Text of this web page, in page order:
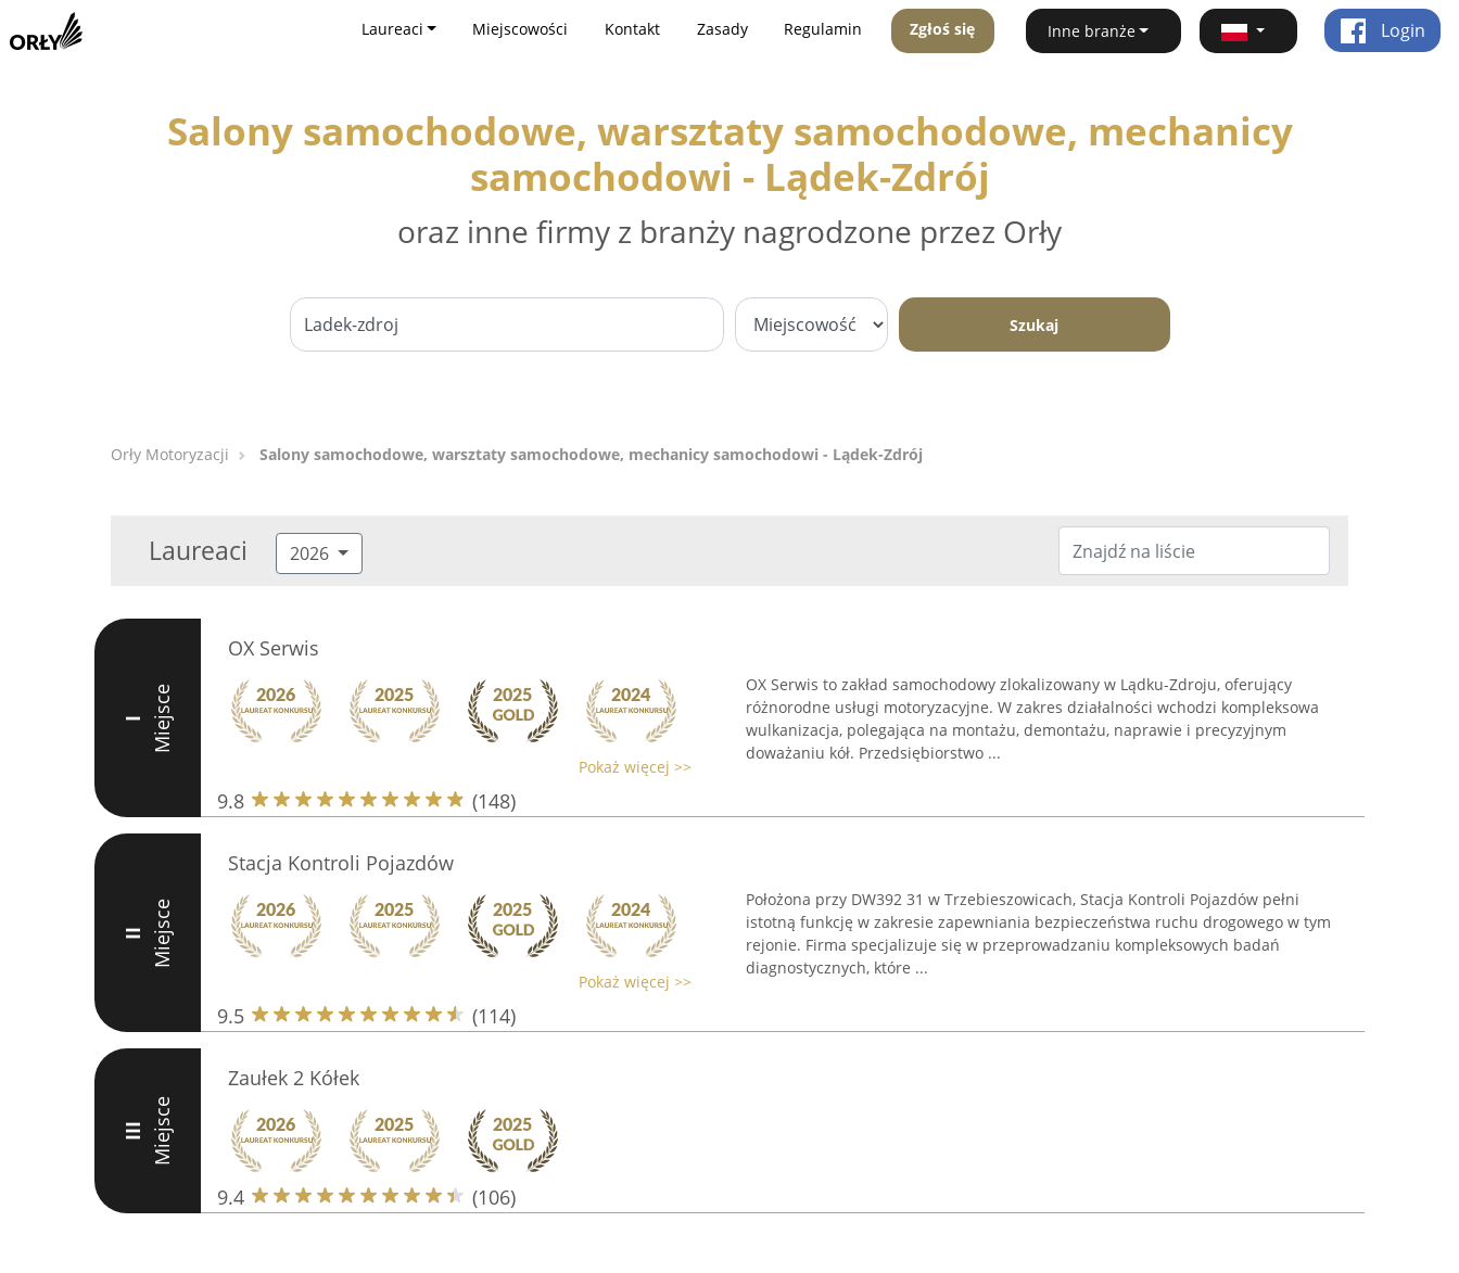
Laureaci Miejscowości Kontakt Zasady Regulamin Zgłoś się Inne branże Login
Salony samochodowe, warsztaty samochodowe, mechanicy
samochodowi - Lądek-Zdrój
oraz inne firmy z branży nagrodzone przez Orły
Szukaj
Orły Motoryzacji Salony samochodowe, warsztaty samochodowe, mechanicy samochodowi - Lądek-Zdrój
Laureaci 2026
I Miejsce
OX Serwis
Pokaż więcej >>
9.8 (148)
OX Serwis to zakład samochodowy zlokalizowany w Lądku-Zdroju, oferujący
różnorodne usługi motoryzacyjne. W zakres działalności wchodzi kompleksowa
wulkanizacja, polegająca na montażu, demontażu, naprawie i precyzyjnym
doważaniu kół. Przedsiębiorstwo ...
II Miejsce
Stacja Kontroli Pojazdów
Pokaż więcej >>
9.5 (114)
Położona przy DW392 31 w Trzebieszowicach, Stacja Kontroli Pojazdów pełni
istotną funkcję w zakresie zapewniania bezpieczeństwa ruchu drogowego w tym
rejonie. Firma specjalizuje się w przeprowadzaniu kompleksowych badań
diagnostycznych, które ...
III Miejsce
Zaułek 2 Kółek
9.4 (106)